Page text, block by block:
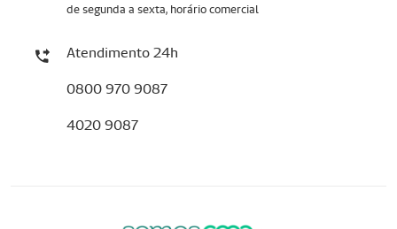
de segunda a sexta, horário comercial
Atendimento 24h
0800 970 9087
4020 9087